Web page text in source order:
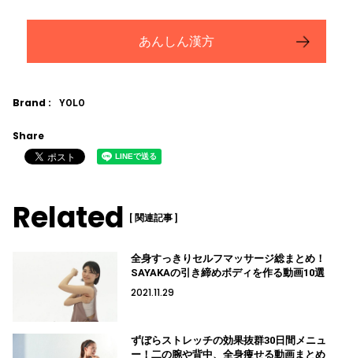
あんしん漢方
Brand : YOLO
Share
Related [ 関連記事 ]
全身すっきりセルフマッサージ総まとめ！
SAYAKAの引き締めボディを作る動画10選
2021.11.29
ずぼらストレッチの効果抜群30日間メニュ
ー！二の腕や背中、全身痩せる動画まとめ